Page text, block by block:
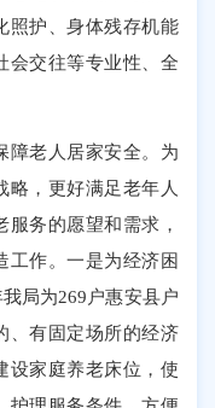
照护、身体残存机能
会交往等专业性、全
老人居家安全。为
略，更好满足老年人
务的愿望和需求，
工作。一是为经济困
局为269户惠安县户
、有固定场所的经济
设家庭养老床位，使